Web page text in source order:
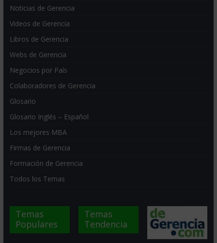
Noticias de Gerencia
Videos de Gerencia
Libros de Gerencia
Webs de Gerencia
Negocios por País
Colaboradores de Gerencia
Glosario
Glosario Inglés – Español
Los mejores MBA
Firmas de Gerencia
Formación de Gerencia
Todos los Temas
Temas
Populares
Temas
Tendencia